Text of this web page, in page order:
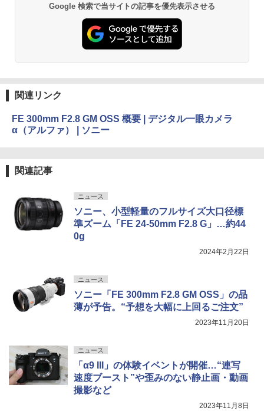
Google 検索で当サイトの記事を優先表示させる
関連リンク
FE 300mm F2.8 GM OSS 概要 | デジタル一眼カメラ
α（アルファ） | ソニー
関連記事
ニュース
ソニー、小型軽量のフルサイズ大口径標
準ズーム「FE 24-50mm F2.8 G」…約44
0g
2024年2月22日
ニュース
ソニー「FE 300mm F2.8 GM OSS」の品
薄が予告。“予想を大幅に上回るご注文”
2023年11月20日
ニュース
「α9 III」の体験イベントが開催…“連写
速度ブースト”や歪みのない静止画・動画
撮影など
2023年11月8日